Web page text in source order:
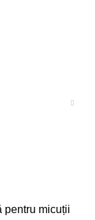
pentru micuții